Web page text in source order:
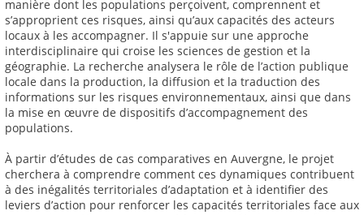
manière dont les populations perçoivent, comprennent et
s’approprient ces risques, ainsi qu’aux capacités des acteurs
locaux à les accompagner. Il s'appuie sur une approche
interdisciplinaire qui croise les sciences de gestion et la
géographie. La recherche analysera le rôle de l’action publique
locale dans la production, la diffusion et la traduction des
informations sur les risques environnementaux, ainsi que dans
la mise en œuvre de dispositifs d’accompagnement des
populations.
À partir d’études de cas comparatives en Auvergne, le projet
cherchera à comprendre comment ces dynamiques contribuent
à des inégalités territoriales d’adaptation et à identifier des
leviers d’action pour renforcer les capacités territoriales face aux